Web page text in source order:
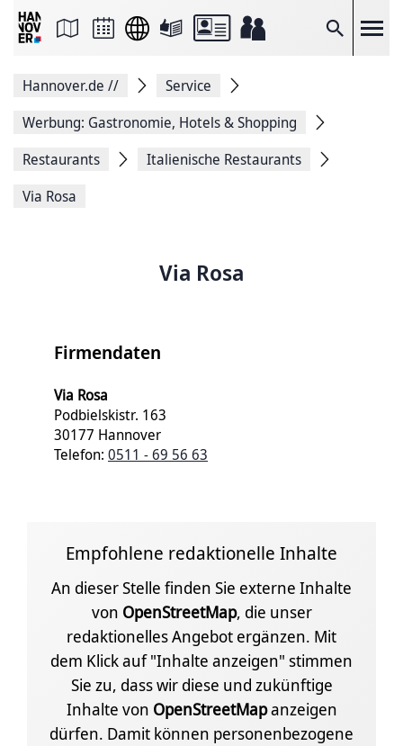
Suche
Seite
Facebook
teilen
Seitenlink
Seite
Hannover.de //
Service
Werbung: Gastronomie, Hotels & Shopping
Restaurants
Italienische Restaurants
Via Rosa
Via Rosa
Firmendaten
Via Rosa
Podbielskistr. 163
30177 Hannover
Telefon: 0511 - 69 56 63
Empfohlene redaktionelle Inhalte
An dieser Stelle finden Sie externe Inhalte
von OpenStreetMap, die unser
redaktionelles Angebot ergänzen. Mit
dem Klick auf "Inhalte anzeigen" stimmen
Sie zu, dass wir diese und zukünftige
Inhalte von OpenStreetMapanzeigen
dürfen. Damit können personenbezogene